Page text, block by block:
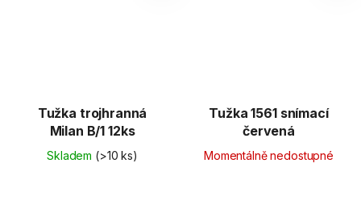
Tužka trojhranná
Milan B/1 12ks
Skladem (>10 ks)
Tužka 1561 snímací
červená
Momentálně nedostupné